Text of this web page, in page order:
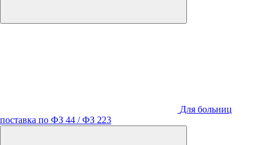
Для больниц
поставка по ФЗ 44 / ФЗ 223